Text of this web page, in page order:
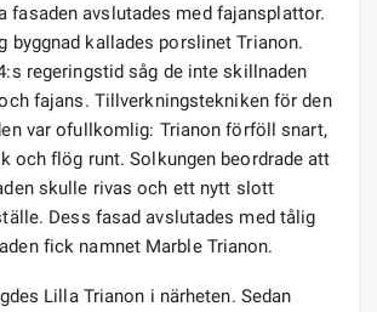
fasaden avslutades med fajansplattor.
byggnad kallades porslinet Trianon.
regeringstid såg de inte skillnaden
fajans. Tillverkningstekniken för den
var ofullkomlig: Trianon förföll snart,
och flög runt. Solkungen beordrade att
skulle rivas och ett nytt slott
Dess fasad avslutades med tålig
fick namnet Marble Trianon.
Lilla Trianon i närheten. Sedan